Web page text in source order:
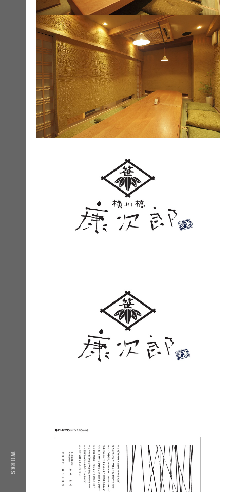
WORKS
TOP
WORKS
ABOUT